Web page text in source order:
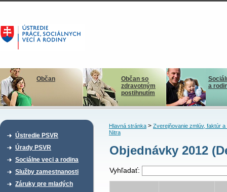
Občan
Občan so
zdravotným
postihnutím
a
Ústredie PSVR
Úrady PSVR
Sociálne veci a rodina
Služby zamestnanosti
Záruky pre mladých
Hlavná stránka> Zverejňovanie zmlúv, faktúr a
Nitra
Objednávky 2012
Vyhľadať: